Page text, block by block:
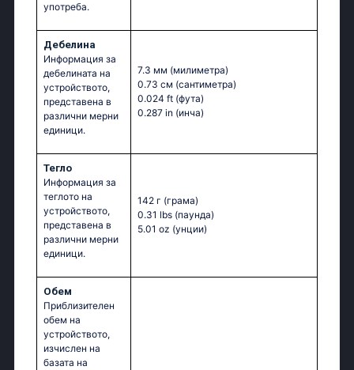
употреба.
Дебелина
Информация за
дебелината на
устройството,
представена в
различни мерни
единици.
7.3 мм (милиметра)
0.73 см (сантиметра)
0.024 ft (фута)
0.287 in (инча)
Тегло
Информация за
теглото на
устройството,
представена в
различни мерни
единици.
142 г (грама)
0.31 lbs (паунда)
5.01 oz (унции)
Обем
Приблизителен
обем на
устройството,
изчислен на
базата на